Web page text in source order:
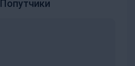
Попутчики